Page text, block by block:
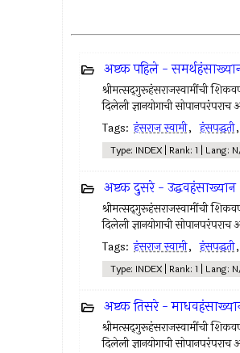
अष्टक पहिले -
श्रीमत्सद्‍गुरूहंसराजस्वामींची
दिलेली ज्ञानयोगाची
Tags: हंसराज स्वामी, हंसपद्धती,
Type: INDEX | Rank: 1 | Lang:
अष्टक दुसरे - उद्धवहंसाख्यान
श्रीमत्सद्‍गुरूहंसराजस्वामींची
दिलेली ज्ञानयोगाची
Tags: हंसराज स्वामी, हंसपद्धती,
Type: INDEX | Rank: 1 | Lang:
अष्टक तिसरे -
श्रीमत्सद्‍गुरूहंसराजस्वामींची
दिलेली ज्ञानयोगाची